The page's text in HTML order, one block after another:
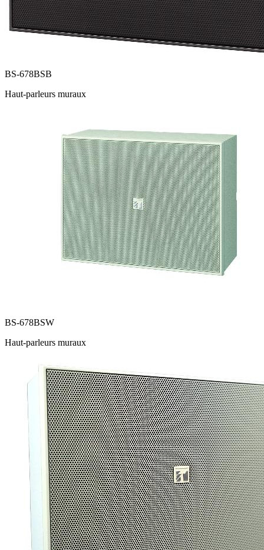
BS-678BSB
Haut-parleurs muraux
BS-678BSW
Haut-parleurs muraux